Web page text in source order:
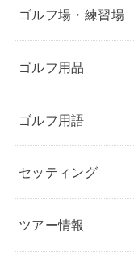
ゴルフ場・練習場
ゴルフ用品
ゴルフ用語
セッティング
ツアー情報